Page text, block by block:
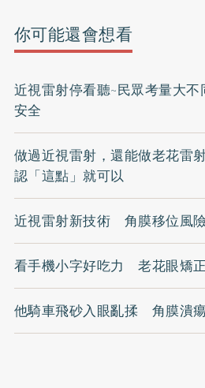
你可能還會想看
近視雷射停看聽~民眾考量大不
安全
做過近視雷射，還能做老花雷
認「這點」就可以
近視雷射新技術 角膜移位風
看手機小字好吃力 老花眼矯
他騎車飛砂入眼亂揉 角膜潰